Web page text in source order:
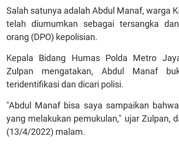
Salah satunya adalah Abdul Manaf, warga
telah diumumkan sebagai tersangka
orang (DPO) kepolisian.
Kepala Bidang Humas Polda Metro
Zulpan mengatakan, Abdul Manaf
teridentifikasi dan dicari polisi.
"Abdul Manaf bisa saya sampaikan
yang melakukan pemukulan," ujar Zulpan,
(13/4/2022) malam.